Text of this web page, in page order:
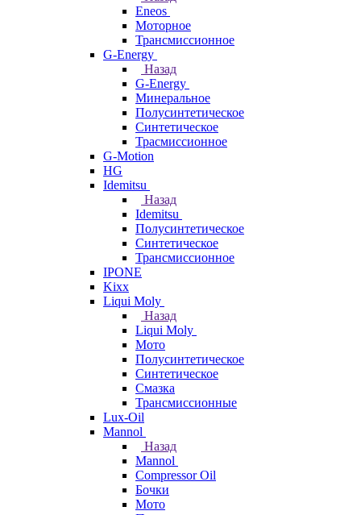
Eneos
Моторное
Трансмиссионное
G-Energy
Назад
G-Energy
Минеральное
Полусинтетическое
Синтетическое
Трасмиссионное
G-Motion
HG
Idemitsu
Назад
Idemitsu
Полусинтетическое
Синтетическое
Трансмиссионное
IPONE
Kixx
Liqui Moly
Назад
Liqui Moly
Мото
Полусинтетическое
Синтетическое
Смазка
Трансмиссионные
Lux-Oil
Mannol
Назад
Mannol
Compressor Oil
Бочки
Мото